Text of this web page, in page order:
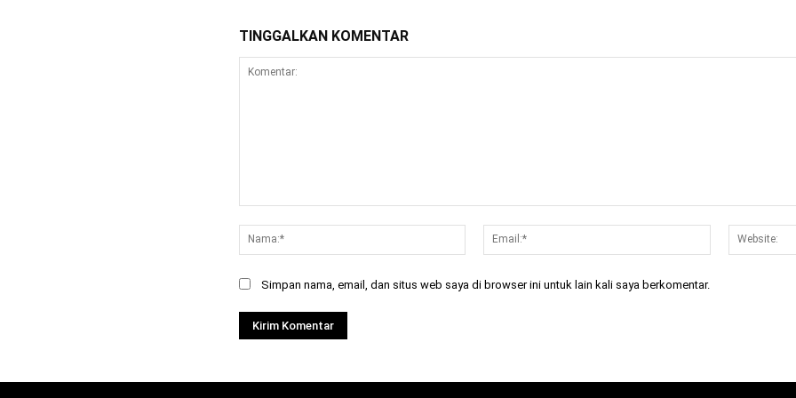
TINGGALKAN KOMENTAR
Nama:*
Email:*
Simpan nama, email, dan situs web saya di browser ini untuk lain kali saya berkomentar.